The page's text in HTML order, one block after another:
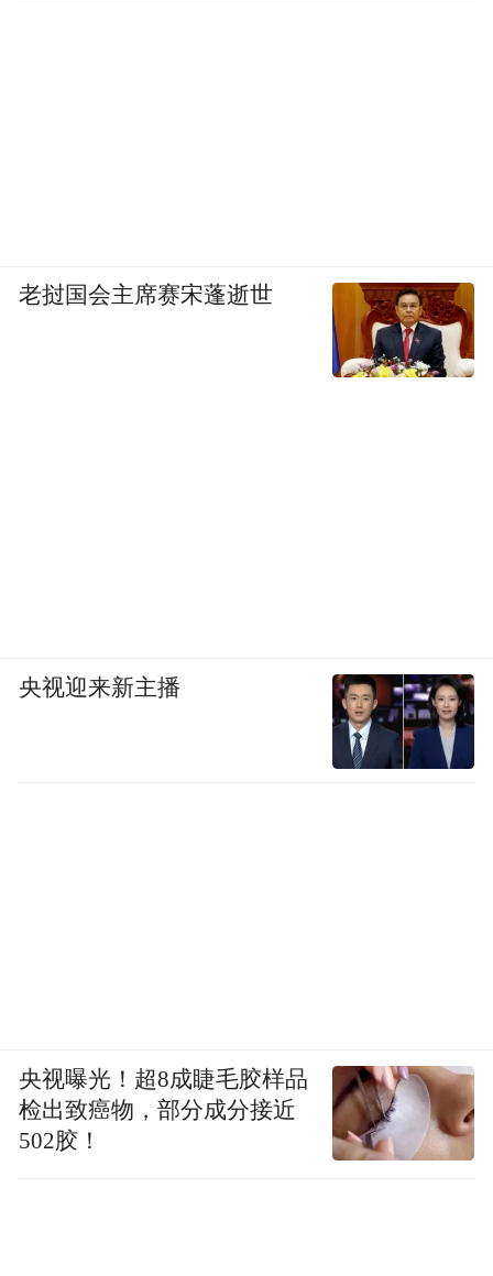
老挝国会主席赛宋蓬逝世
央视迎来新主播
央视曝光！超8成睫毛胶样品
检出致癌物，部分成分接近
502胶！